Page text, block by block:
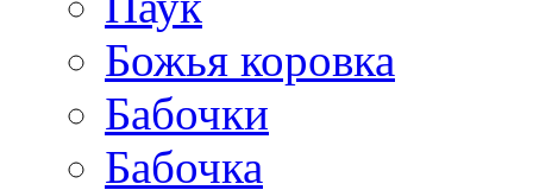
Божья коровка
Бабочки
Бабочка